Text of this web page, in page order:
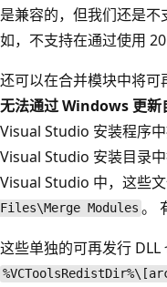
是兼容的，但我们还是
如，不支持在通过使用
还可以在合并模块中将可
无法通过 Windows 更新
Visual Studio 安装程序
Visual Studio 安装目录
Visual Studio 中，这些
Files\Merge Modules 。
这些单独的可再发行